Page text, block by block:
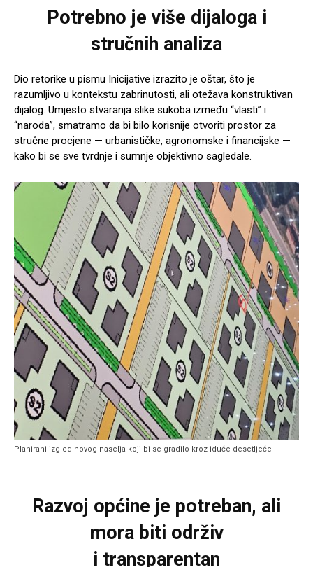
Potrebno je više dijaloga i
stručnih analiza
Dio retorike u pismu Inicijative izrazito je oštar, što je
razumljivo u kontekstu zabrinutosti, ali otežava konstruktivan
dijalog. Umjesto stvaranja slike sukoba između “vlasti” i
“naroda”, smatramo da bi bilo korisnije otvoriti prostor za
stručne procjene — urbanističke, agronomske i financijske —
kako bi se sve tvrdnje i sumnje objektivno sagledale.
Planirani izgled novog naselja koji bi se gradilo kroz iduće desetljeće
Razvoj općine je potreban, ali
mora biti održiv
i transparentan